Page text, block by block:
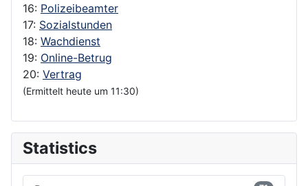
16: Polizeibeamter
17: Sozialstunden
18: Wachdienst
19: Online-Betrug
20: Vertrag
(Ermittelt heute um 11:30)
Statistics